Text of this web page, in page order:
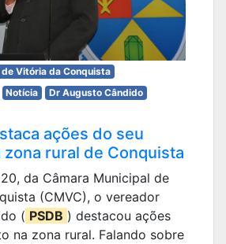
Vitória da Conquista
Notícia
Dr Augusto Cândido
ações do seu
zona rural de Conquista
da Câmara Municipal de
(CMVC), o vereador
( PSDB ) destacou ações
na zona rural. Falando sobre